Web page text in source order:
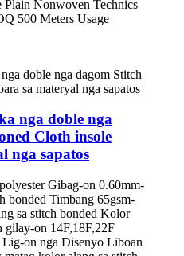
Plain Nonwoven Technics
500 Meters Usage
nga doble nga
Cloth insole
nga sapatos
Gibag-on 0.60mm-
bonded Timbang 65gsm-
sa stitch bonded Kolor
gilay-on 14F,18F,22F
on nga Disenyo Liboan